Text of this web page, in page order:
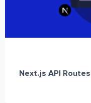
Next.js API